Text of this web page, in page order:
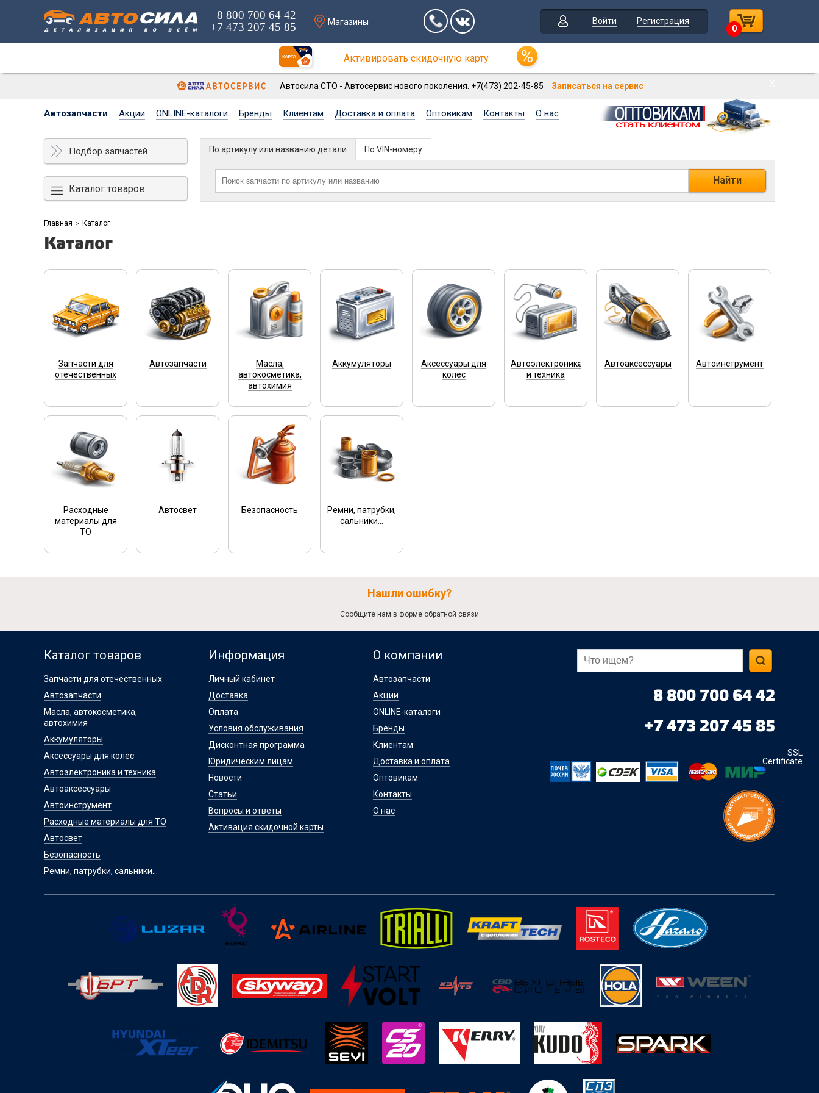
8 800 700 64 42
+7 473 207 45 85
Магазины Войти
Регистрация
0
Активировать скидочную карту
Автосила СТО - Автосервис нового поколения. +7(473) 202-45-85 Записаться на сервис
Автозапчасти Акции ONLINE-каталоги Бренды Клиентам Доставка и оплата Оптовикам Контакты О нас
Подбор запчастей
Каталог товаров
По артикулу или названию детали
Найти
По VIN-номеру
Главная > Каталог
Каталог
Запчасти для
отечественных
Автозапчасти
Масла,
автокосметика,
автохимия
Аккумуляторы
Аксессуары для
колес
Автоэлектроника
и техника
Автоаксессуары Автоинструмент
Расходные
материалы для
ТО
Автосвет Безопасность
Ремни, патрубки,
сальники...
Нашли ошибку?
Сообщите нам в форме обратной связи
Каталог товаров
Запчасти для отечественных
Автозапчасти
Масла, автокосметика,
автохимия
Аккумуляторы
Аксессуары для колес
Автоэлектроника и техника
Автоаксессуары
Автоинструмент
Расходные материалы для ТО
Автосвет
Безопасность
Ремни, патрубки, сальники...
Информация
Личный кабинет
Доставка
Оплата
Условия обслуживания
Дисконтная программа
Юридическим лицам
Новости
Статьи
Вопросы и ответы
Активация скидочной карты
О компании
Автозапчасти
Акции
ONLINE-каталоги
Бренды
Клиентам
Доставка и оплата
Оптовикам
Контакты
О нас
8 800 700 64 42
+7 473 207 45 85
SSL
Certificate